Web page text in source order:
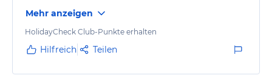
Mehr anzeigen
HolidayCheck Club-Punkte erhalten
Hilfreich Teilen